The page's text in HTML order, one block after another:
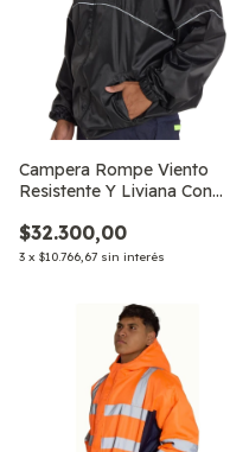
Campera Rompe Viento
Resistente Y Liviana Con
$32.300,00
3 x $10.766,67 sin interés